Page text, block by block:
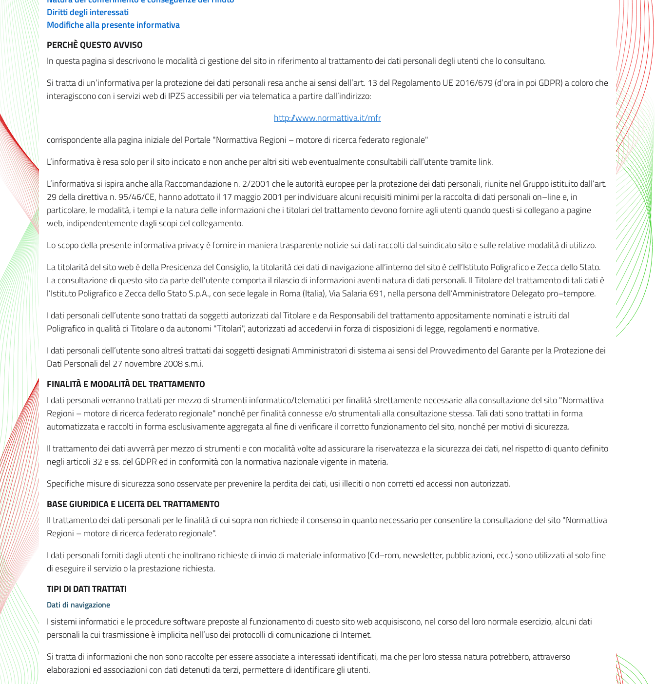
Diritti degli interessati
Modifiche alla presente informativa
PERCHÈ QUESTO AVVISO
In questa pagina si descrivono le modalità di gestione del sito in riferimento al trattamento dei dati personali degli utenti che lo consultano.
Si tratta di un’informativa per la protezione dei dati personali resa anche ai sensi dell’art. 13 del Regolamento UE 2016/679 (d’ora in poi GDPR) a coloro che
interagiscono con i servizi web di IPZS accessibili per via telematica a partire dall’indirizzo:
http://www.normattiva.it/mfr
corrispondente alla pagina iniziale del Portale "Normattiva Regioni – motore di ricerca federato regionale"
L’informativa è resa solo per il sito indicato e non anche per altri siti web eventualmente consultabili dall’utente tramite link.
L’informativa si ispira anche alla Raccomandazione n. 2/2001 che le autorità europee per la protezione dei dati personali, riunite nel Gruppo istituito dall’art.
29 della direttiva n. 95/46/CE, hanno adottato il 17 maggio 2001 per individuare alcuni requisiti minimi per la raccolta di dati personali on–line e, in
particolare, le modalità, i tempi e la natura delle informazioni che i titolari del trattamento devono fornire agli utenti quando questi si collegano a pagine
web, indipendentemente dagli scopi del collegamento.
Lo scopo della presente informativa privacy è fornire in maniera trasparente notizie sui dati raccolti dal suindicato sito e sulle relative modalità di utilizzo.
La titolarità del sito web è della Presidenza del Consiglio, la titolarità dei dati di navigazione all’interno del sito è dell’Istituto Poligrafico e Zecca dello Stato.
La consultazione di questo sito da parte dell’utente comporta il rilascio di informazioni aventi natura di dati personali. Il Titolare del trattamento di tali dati è
l’Istituto Poligrafico e Zecca dello Stato S.p.A., con sede legale in Roma (Italia), Via Salaria 691, nella persona dell’Amministratore Delegato pro–tempore.
I dati personali dell’utente sono trattati da soggetti autorizzati dal Titolare e da Responsabili del trattamento appositamente nominati e istruiti dal
Poligrafico in qualità di Titolare o da autonomi "Titolari", autorizzati ad accedervi in forza di disposizioni di legge, regolamenti e normative.
I dati personali dell’utente sono altresì trattati dai soggetti designati Amministratori di sistema ai sensi del Provvedimento del Garante per la Protezione dei
Dati Personali del 27 novembre 2008 s.m.i.
FINALITÀ E MODALITÀ DEL TRATTAMENTO
I dati personali verranno trattati per mezzo di strumenti informatico/telematici per finalità strettamente necessarie alla consultazione del sito "Normattiva
Regioni – motore di ricerca federato regionale" nonché per finalità connesse e/o strumentali alla consultazione stessa. Tali dati sono trattati in forma
automatizzata e raccolti in forma esclusivamente aggregata al fine di verificare il corretto funzionamento del sito, nonché per motivi di sicurezza.
Il trattamento dei dati avverrà per mezzo di strumenti e con modalità volte ad assicurare la riservatezza e la sicurezza dei dati, nel rispetto di quanto definito
negli articoli 32 e ss. del GDPR ed in conformità con la normativa nazionale vigente in materia.
Specifiche misure di sicurezza sono osservate per prevenire la perdita dei dati, usi illeciti o non corretti ed accessi non autorizzati.
BASE GIURIDICA E LICEITà DEL TRATTAMENTO
Il trattamento dei dati personali per le finalità di cui sopra non richiede il consenso in quanto necessario per consentire la consultazione del sito "Normattiva
Regioni – motore di ricerca federato regionale".
I dati personali forniti dagli utenti che inoltrano richieste di invio di materiale informativo (Cd–rom, newsletter, pubblicazioni, ecc.) sono utilizzati al solo fine
di eseguire il servizio o la prestazione richiesta.
TIPI DI DATI TRATTATI
Dati di navigazione
I sistemi informatici e le procedure software preposte al funzionamento di questo sito web acquisiscono, nel corso del loro normale esercizio, alcuni dati
personali la cui trasmissione è implicita nell’uso dei protocolli di comunicazione di Internet.
Si tratta di informazioni che non sono raccolte per essere associate a interessati identificati, ma che per loro stessa natura potrebbero, attraverso
elaborazioni ed associazioni con dati detenuti da terzi, permettere di identificare gli utenti.